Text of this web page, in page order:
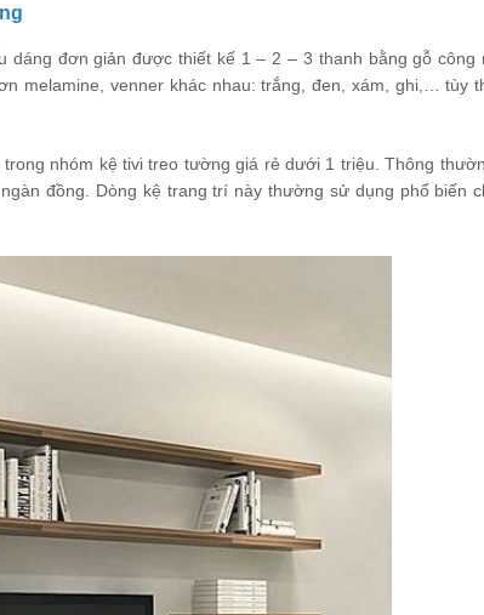
dáng đơn giản được thiết kế 1 – 2 – 3 thanh bằng gỗ công
melamine, venner khác nhau: trắng, đen, xám, ghi,… tùy
trong nhóm kệ tivi treo tường giá rẻ dưới 1 triệu. Thông
đồng. Dòng kệ trang trí này thường sử dụng phổ biến